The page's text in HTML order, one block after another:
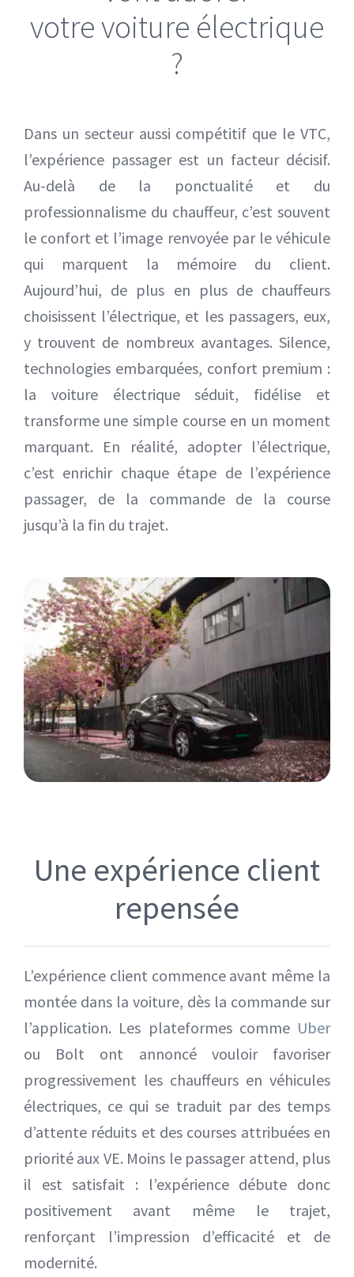
Mercedes EQV 8 places
votre voiture électrique
?
Dans un secteur aussi compétitif que le VTC,
l’expérience passager est un facteur décisif.
Au-delà de la ponctualité et du
professionnalisme du chauffeur, c’est souvent
le confort et l’image renvoyée par le véhicule
qui marquent la mémoire du client.
Aujourd’hui, de plus en plus de chauffeurs
choisissent l’électrique, et les passagers, eux,
y trouvent de nombreux avantages. Silence,
technologies embarquées, confort premium :
la voiture électrique séduit, fidélise et
transforme une simple course en un moment
marquant. En réalité, adopter l’électrique,
c’est enrichir chaque étape de l’expérience
passager, de la commande de la course
jusqu’à la fin du trajet.
Une expérience client
repensée
L’expérience client commence avant même la
montée dans la voiture, dès la commande sur
l’application. Les plateformes comme Uber
ou Bolt ont annoncé vouloir favoriser
progressivement les chauffeurs en véhicules
électriques, ce qui se traduit par des temps
d’attente réduits et des courses attribuées en
priorité aux VE. Moins le passager attend, plus
il est satisfait : l’expérience débute donc
positivement avant même le trajet,
renforçant l’impression d’efficacité et de
modernité.